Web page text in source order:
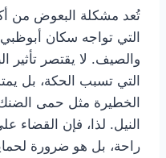
تُعد مشكلة البعوض من
التي تواجه سكان
والصيف. لا يقتصر تأثير
التي تسبب الحكة، بل
الخطيرة مثل حمى
النيل. لذا، فإن
راحة، بل هو ضرورة